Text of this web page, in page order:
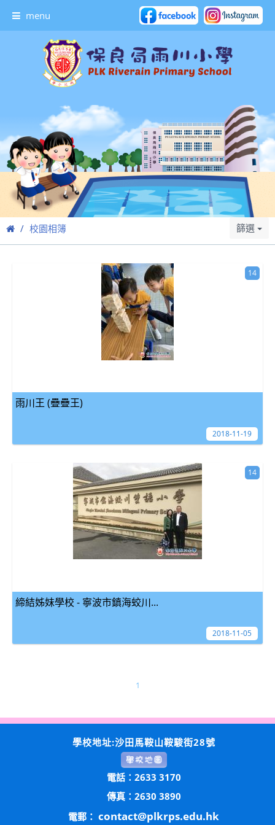
menu
校園相簿 篩選
雨川王 (疊疊王)
14
2018-11-19
締結姊妹學校 - 寧波市鎮海蛟川...
14
2018-11-05
1
學校地址:沙田馬鞍山鞍駿街28號
電話：2633 3170
傳真：2630 3890
電郵： contact@plkrps.edu.hk